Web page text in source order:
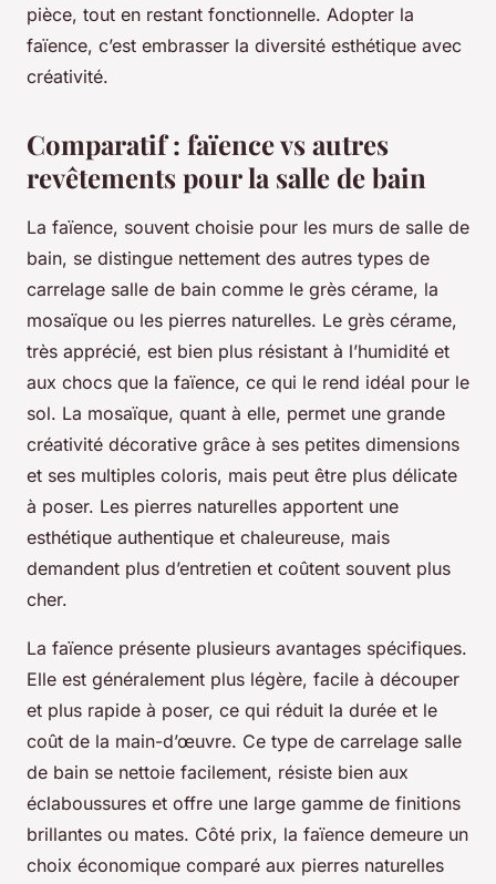
pièce, tout en restant fonctionnelle. Adopter la
faïence, c’est embrasser la diversité esthétique avec
créativité.
Comparatif : faïence vs autres
revêtements pour la salle de bain
La faïence, souvent choisie pour les murs de salle de
bain, se distingue nettement des autres types de
carrelage salle de bain comme le grès cérame, la
mosaïque ou les pierres naturelles. Le grès cérame,
très apprécié, est bien plus résistant à l’humidité et
aux chocs que la faïence, ce qui le rend idéal pour le
sol. La mosaïque, quant à elle, permet une grande
créativité décorative grâce à ses petites dimensions
et ses multiples coloris, mais peut être plus délicate
à poser. Les pierres naturelles apportent une
esthétique authentique et chaleureuse, mais
demandent plus d’entretien et coûtent souvent plus
cher.
La faïence présente plusieurs avantages spécifiques.
Elle est généralement plus légère, facile à découper
et plus rapide à poser, ce qui réduit la durée et le
coût de la main-d’œuvre. Ce type de carrelage salle
de bain se nettoie facilement, résiste bien aux
éclaboussures et offre une large gamme de finitions
brillantes ou mates. Côté prix, la faïence demeure un
choix économique comparé aux pierres naturelles